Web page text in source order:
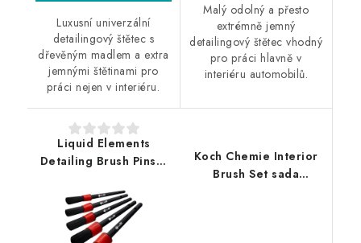
Luxusní univerzální
detailingový štětec s
dřevěným madlem a extra
jemnými štětinami pro
práci nejen v interiéru.
Malý odolný a přesto
extrémně jemný
detailingový štětec vhodný
pro práci hlavně v
interiéru automobilů.
Liquid Elements
Detailing Brush Pinsel
štětců
Koch Chemie Interior
Brush Set sada